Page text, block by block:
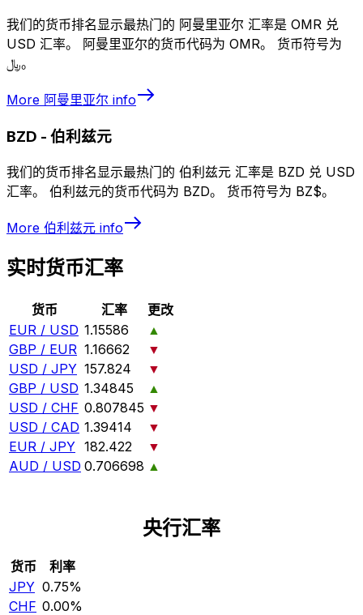
我们的货币排名显示最热门的 阿曼里亚尔 汇率是 OMR 兑
USD 汇率。 阿曼里亚尔的货币代码为 OMR。 货币符号为
﷼。
More 阿曼里亚尔 info
BZD - 伯利兹元
我们的货币排名显示最热门的 伯利兹元 汇率是 BZD 兑 USD
汇率。 伯利兹元的货币代码为 BZD。 货币符号为 BZ$。
More 伯利兹元 info
实时货币汇率
货币 汇率
更改
EUR / USD 1.15586
▲
GBP / EUR 1.16662
▼
USD / JPY 157.824
▼
GBP / USD 1.34845
▲
USD / CHF 0.807845 ▼
USD / CAD 1.39414
▼
EUR / JPY 182.422
▼
AUD / USD 0.706698 ▲
央行汇率
货币
利率
JPY 0.75%
CHF 0.00%